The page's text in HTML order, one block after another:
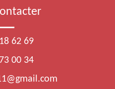
62 69
00 34